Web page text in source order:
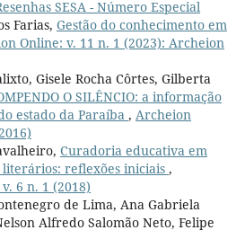
SESA - Número Especial
Farias, Gestão do conhecimento em
Online: v. 11 n. 1 (2023): Archeion
Gisele Rocha Côrtes, Gilberta
O SILÊNCIO: a informação
estado da Paraíba , Archeion
Curadoria educativa em
reflexões iniciais ,
6 n. 1 (2018)
de Lima, Ana Gabriela
Alfredo Salomão Neto, Felipe